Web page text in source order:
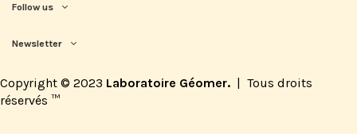
Follow us
Newsletter
Copyright © 2023 Laboratoire Géomer. | Tous droits
réservés ™